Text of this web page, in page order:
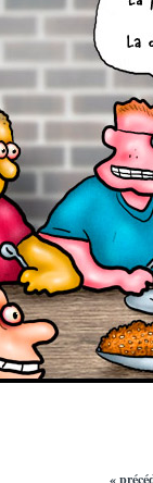
«